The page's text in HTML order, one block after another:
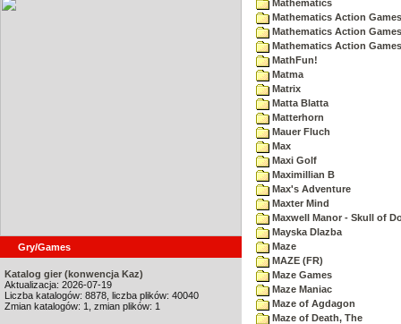
Gry/Games
Katalog gier (konwencja Kaz)
Aktualizacja: 2026-07-19
Liczba katalogów: 8878, liczba plików: 40040
Zmian katalogów: 1, zmian plików: 1
Mathematics
Mathematics Action
Mathematics Action
Mathematics Action
MathFun!
Matma
Matrix
Matta Blatta
Matterhorn
Mauer Fluch
Max
Maxi Golf
Maximillian B
Max's Adventure
Maxter Mind
Maxwell Manor - Skull of
Mayska Dlazba
Maze
MAZE (FR)
Maze Games
Maze Maniac
Maze of Agdagon
Maze of Death, The